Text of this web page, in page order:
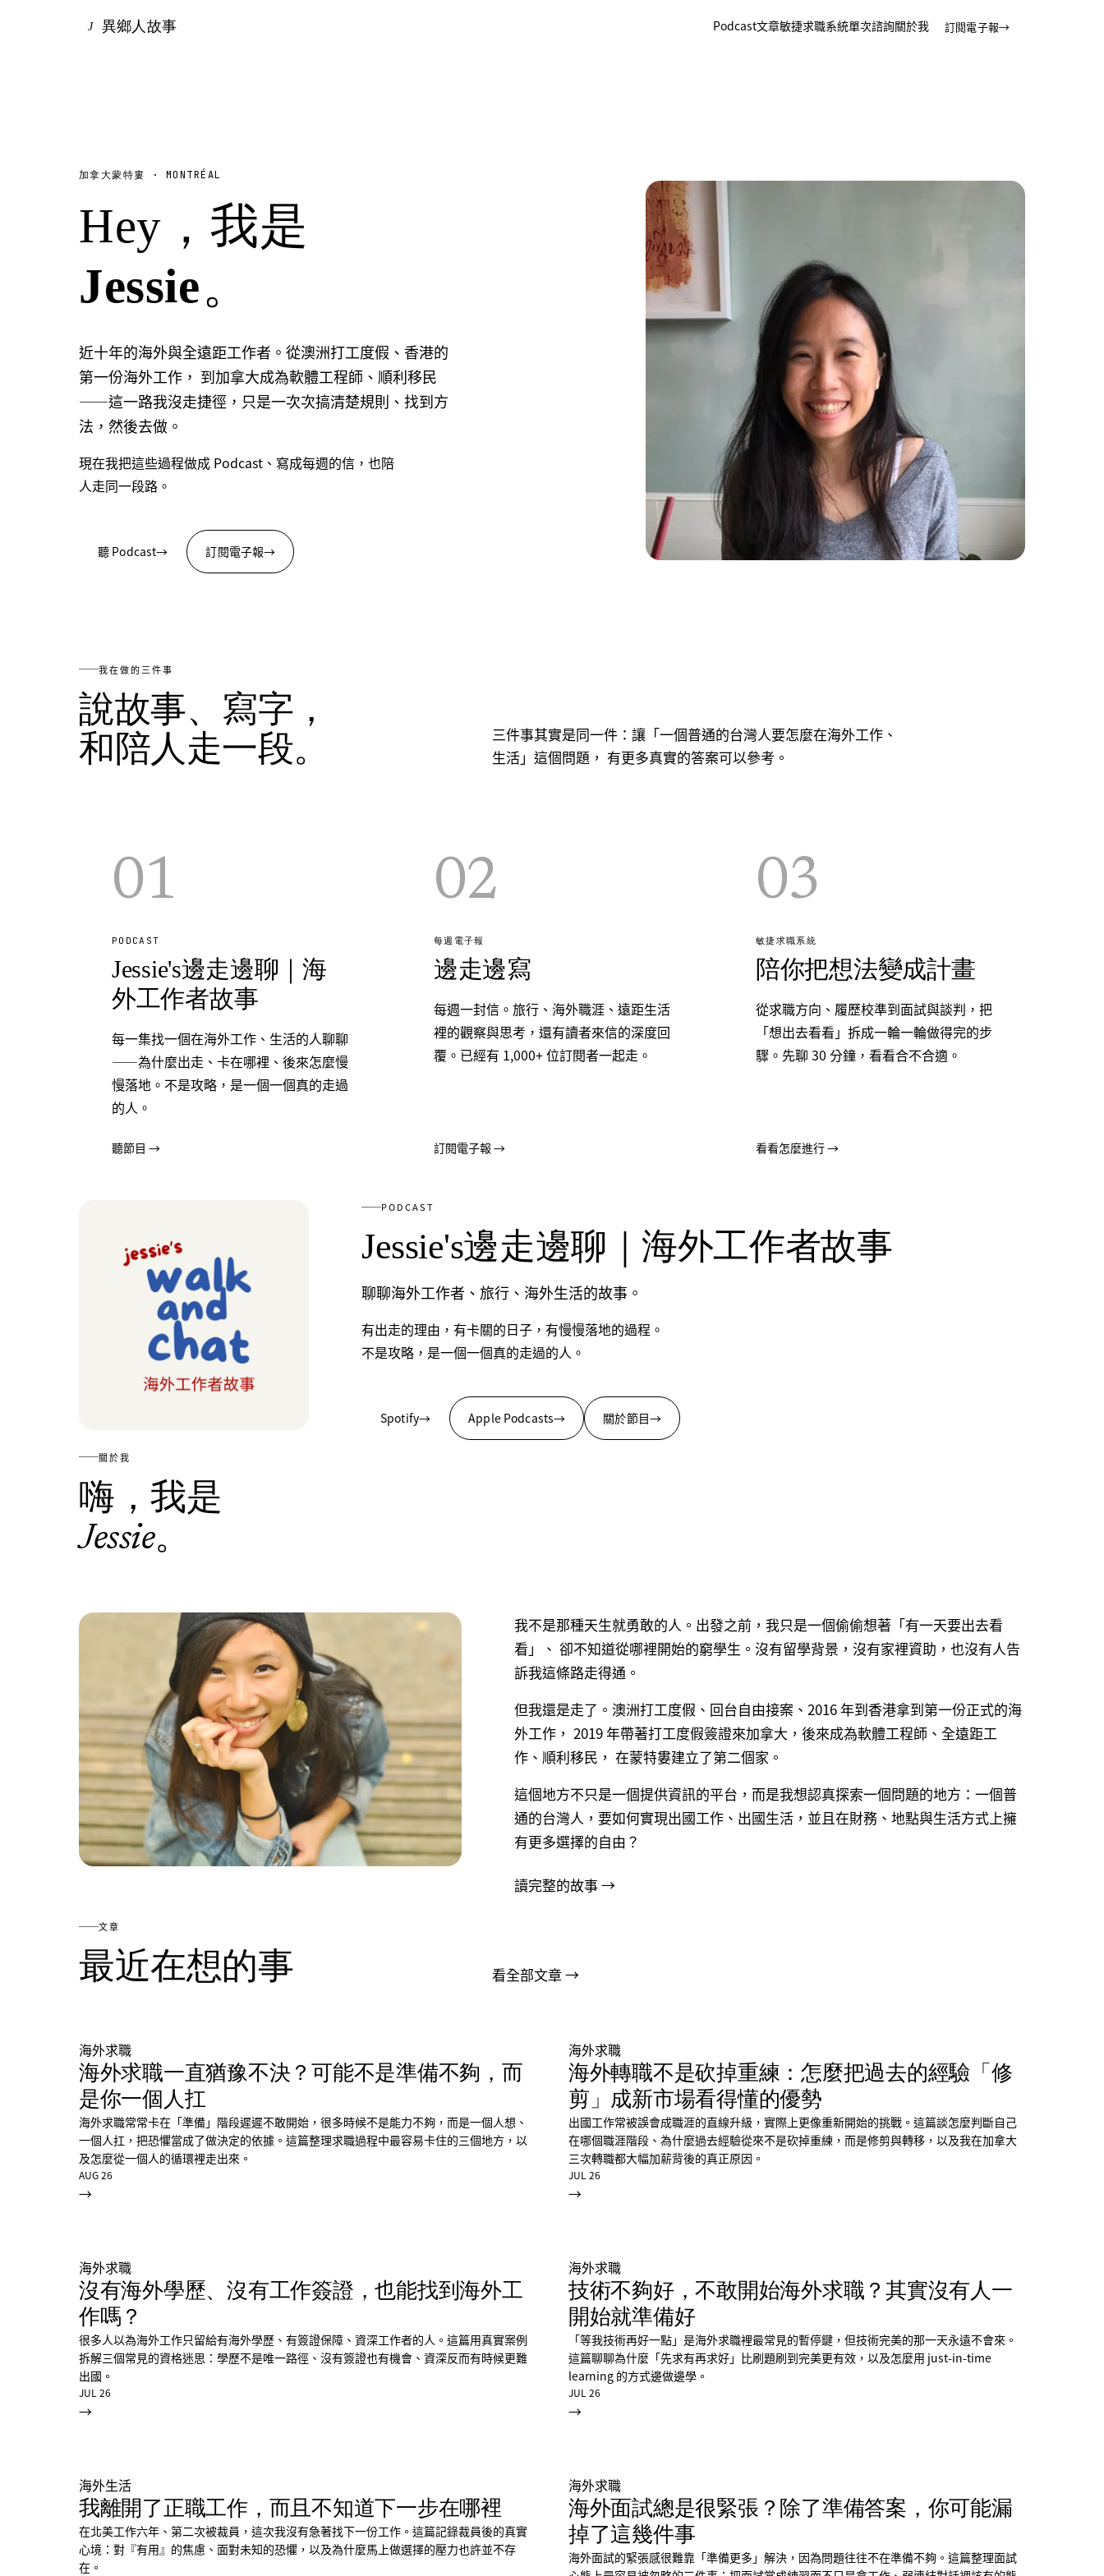
J 異鄉人故事 Podcast文章敏捷求職系統單次諮詢關於我 訂閱電子報→
加拿大蒙特婁 · MONTRÉAL
Hey，我是
Jessie。
近十年的海外與全遠距工作者。從澳洲打工度假、香港的
第一份海外工作， 到加拿大成為軟體工程師、順利移民
——這一路我沒走捷徑，只是一次次搞清楚規則、找到方
法，然後去做。
現在我把這些過程做成 Podcast、寫成每週的信，也陪
人走同一段路。
聽 Podcast→ 訂閱電子報→
我在做的三件事
說故事、寫字，
和陪人走一段。
三件事其實是同一件：讓「一個普通的台灣人要怎麼在海外工作、
生活」這個問題， 有更多真實的答案可以參考。
01
PODCAST
Jessie's邊走邊聊｜海
外工作者故事
每一集找一個在海外工作、生活的人聊聊
——為什麼出走、卡在哪裡、後來怎麼慢
慢落地。不是攻略，是一個一個真的走過
的人。
聽節目 →
02
每週電子報
邊走邊寫
每週一封信。旅行、海外職涯、遠距生活
裡的觀察與思考，還有讀者來信的深度回
覆。已經有 1,000+ 位訂閱者一起走。
訂閱電子報 →
03
敏捷求職系統
陪你把想法變成計畫
從求職方向、履歷校準到面試與談判，把
「想出去看看」拆成一輪一輪做得完的步
驟。先聊 30 分鐘，看看合不合適。
看看怎麼進行→
PODCAST
Jessie's邊走邊聊｜海外工作者故事
聊聊海外工作者、旅行、海外生活的故事。
有出走的理由，有卡關的日子，有慢慢落地的過程。
不是攻略，是一個一個真的走過的人。
Spotify→ Apple Podcasts→ 關於節目→
關於我
嗨，我是
Jessie。
我不是那種天生就勇敢的人。出發之前，我只是一個偷偷想著「有一天要出去看
看」、 卻不知道從哪裡開始的窮學生。沒有留學背景，沒有家裡資助，也沒有人告
訴我這條路走得通。
但我還是走了。澳洲打工度假、回台自由接案、2016 年到香港拿到第一份正式的海
外工作， 2019 年帶著打工度假簽證來加拿大，後來成為軟體工程師、全遠距工
作、順利移民， 在蒙特婁建立了第二個家。
這個地方不只是一個提供資訊的平台，而是我想認真探索一個問題的地方：一個普
通的台灣人，要如何實現出國工作、出國生活，並且在財務、地點與生活方式上擁
有更多選擇的自由？
讀完整的故事 →
文章
最近在想的事 看全部文章 →
海外求職
海外求職一直猶豫不決？可能不是準備不夠，而
是你一個人扛
海外求職常常卡在「準備」階段遲遲不敢開始，很多時候不是能力不夠，而是一個人想、
一個人扛，把恐懼當成了做決定的依據。這篇整理求職過程中最容易卡住的三個地方，以
及怎麼從一個人的循環裡走出來。
AUG 26
→
海外求職
海外轉職不是砍掉重練：怎麼把過去的經驗「修
剪」成新市場看得懂的優勢
出國工作常被誤會成職涯的直線升級，實際上更像重新開始的挑戰。這篇談怎麼判斷自己
在哪個職涯階段、為什麼過去經驗從來不是砍掉重練，而是修剪與轉移，以及我在加拿大
三次轉職都大幅加薪背後的真正原因。
JUL 26
→
海外求職
沒有海外學歷、沒有工作簽證，也能找到海外工
作嗎？
很多人以為海外工作只留給有海外學歷、有簽證保障、資深工作者的人。這篇用真實案例
拆解三個常見的資格迷思：學歷不是唯一路徑、沒有簽證也有機會、資深反而有時候更難
出國。
JUL 26
→
海外求職
技術不夠好，不敢開始海外求職？其實沒有人一
開始就準備好
「等我技術再好一點」是海外求職裡最常見的暫停鍵，但技術完美的那一天永遠不會來。
這篇聊聊為什麼「先求有再求好」比刷題刷到完美更有效，以及怎麼用 just-in-time
learning 的方式邊做邊學。
JUL 26
→
海外生活
我離開了正職工作，而且不知道下一步在哪裡
在北美工作六年、第二次被裁員，這次我沒有急著找下一份工作。這篇記錄裁員後的真實
心境：對『有用』的焦慮、面對未知的恐懼，以及為什麼馬上做選擇的壓力也許並不存
在。
海外求職
海外面試總是很緊張？除了準備答案，你可能漏
掉了這幾件事
海外面試的緊張感很難靠「準備更多」解決，因為問題往往不在準備不夠。這篇整理面試